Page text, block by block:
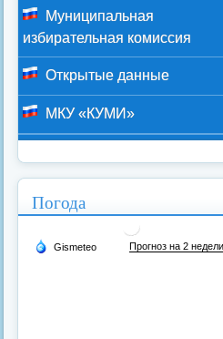
Муниципальная
избирательная комиссия
Открытые данные
МКУ «КУМИ»
Погода